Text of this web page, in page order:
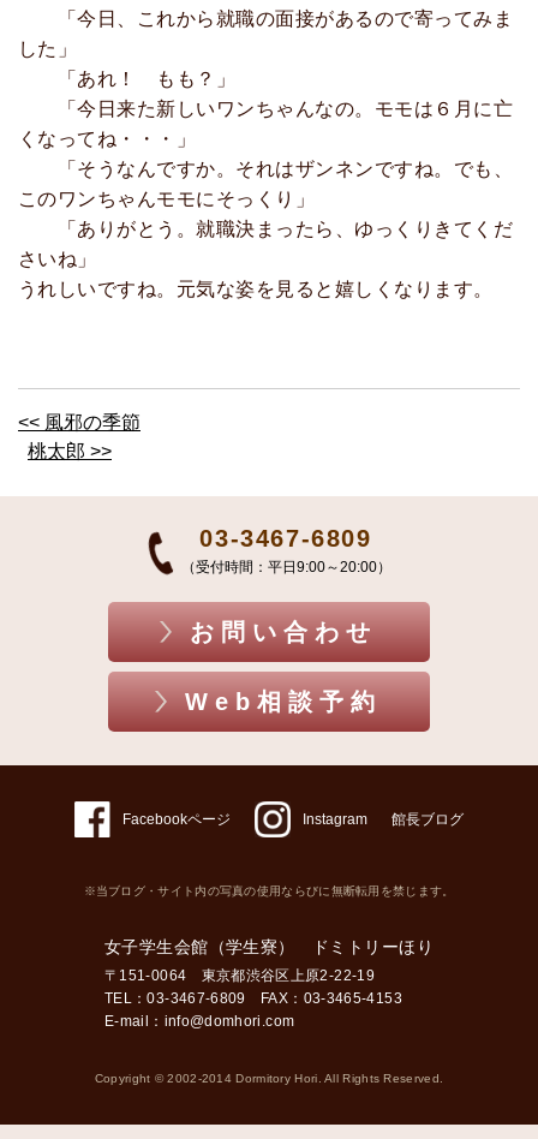
「今日、これから就職の面接があるので寄ってみま
した」
「あれ！ もも？」
「今日来た新しいワンちゃんなの。モモは６月に亡
くなってね・・・」
「そうなんですか。それはザンネンですね。でも、
このワンちゃんモモにそっくり」
「ありがとう。就職決まったら、ゆっくりきてくだ
さいね」
うれしいですね。元気な姿を見ると嬉しくなります。
<< 風邪の季節
桃太郎 >>
03-3467-6809
（受付時間：平日9:00～20:00）
お問い合わせ
Web相談予約
Facebookページ Instagram 館長ブログ
※当ブログ・サイト内の写真の使用ならびに無断転用を禁じます。
女子学生会館（学生寮） ドミトリーほり
〒151-0064 東京都渋谷区上原2-22-19
TEL：03-3467-6809 FAX：03-3465-4153
E-mail： info@domhori.com
Copyright © 2002-2014 Dormitory Hori. All Rights Reserved.